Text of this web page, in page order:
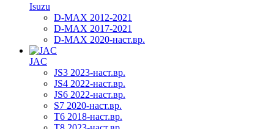
Isuzu
D-MAX 2012-2021
D-MAX 2017-2021
D-MAX 2020-наст.вр.
JAC
JS3 2023-наст.вр.
JS4 2022-наст.вр.
JS6 2022-наст.вр.
S7 2020-наст.вр.
T6 2018-наст.вр.